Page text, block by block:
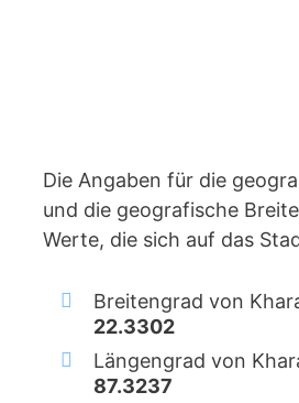
Die Angaben für die
und die geografische
Werte, die sich auf das
Breitengrad von
22.3302
Längengrad von
87.3237